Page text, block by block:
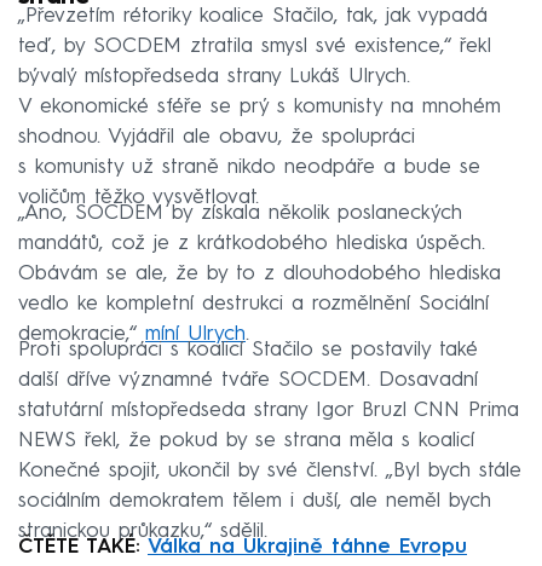
„Převzetím rétoriky koalice Stačilo, tak, jak vypadá
teď, by SOCDEM ztratila smysl své existence,“ řekl
bývalý místopředseda strany Lukáš Ulrych.
V ekonomické sféře se prý s komunisty na mnohém
shodnou. Vyjádřil ale obavu, že spolupráci
s komunisty už straně nikdo neodpáře a bude se
voličům těžko vysvětlovat.
„Ano, SOCDEM by získala několik poslaneckých
mandátů, což je z krátkodobého hlediska úspěch.
Obávám se ale, že by to z dlouhodobého hlediska
vedlo ke kompletní destrukci a rozmělnění Sociální
demokracie,“ míní Ulrych.
Proti spolupráci s koalicí Stačilo se postavily také
další dříve významné tváře SOCDEM. Dosavadní
statutární místopředseda strany Igor Bruzl CNN Prima
NEWS řekl, že pokud by se strana měla s koalicí
Konečné spojit, ukončil by své členství. „Byl bych stále
sociálním demokratem tělem i duší, ale neměl bych
stranickou průkazku,“ sdělil.
ČTĚTE TAKÉ: Válka na Ukrajině táhne Evropu